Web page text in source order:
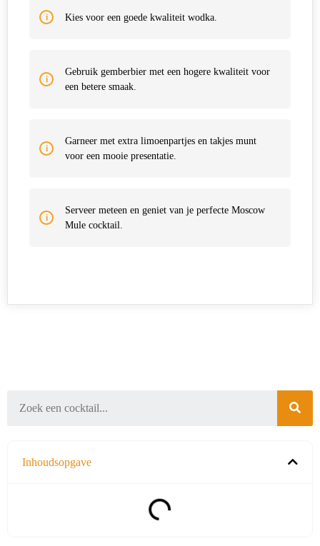
Kies voor een goede kwaliteit wodka.
Gebruik gemberbier met een hogere kwaliteit voor
een betere smaak.
Garneer met extra limoenpartjes en takjes munt
voor een mooie presentatie.
Serveer meteen en geniet van je perfecte Moscow
Mule cocktail.
Inhoudsopgave